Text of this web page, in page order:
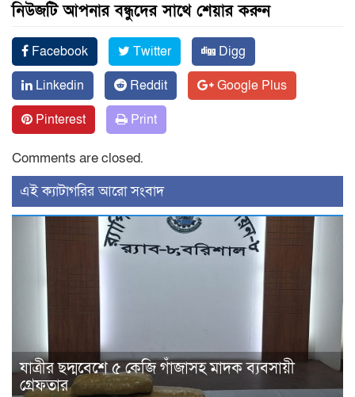
নিউজটি আপনার বন্ধুদের সাথে শেয়ার করুন
Facebook Twitter
Digg
Linkedin
Reddit
Google Plus
Pinterest
Print
Comments are closed.
‍এই ক্যাটাগরির ‍আরো সংবাদ
যাত্রীর ছদ্মবেশে ৫ কেজি গাঁজাসহ মাদক ব্যবসায়ী
গ্রেফতার